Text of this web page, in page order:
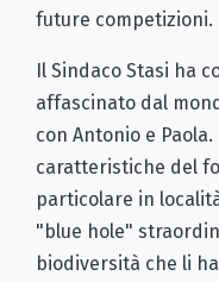
future competizioni.
Il Sindaco Stasi ha
affascinato dal
con Antonio e
caratteristiche del
particolare in
"blue hole"
biodiversità che li